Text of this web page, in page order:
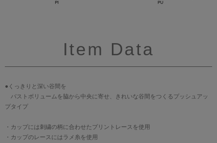
Item Data
●くっきりと深い谷間を
バストボリュームを脇から中央に寄せ、きれいな谷間をつくるプッシュアッ
プタイプ
・カップには刺繍の柄に合わせたプリントレースを使用
・カップのレースにはラメ糸を使用